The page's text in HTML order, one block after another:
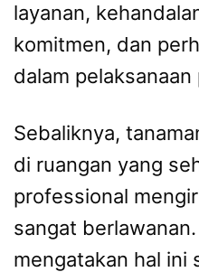
layanan,
komitmen, dan
dalam pelaksanaan
Sebaliknya,
di ruangan yang
professional
sangat
mengatakan hal ini